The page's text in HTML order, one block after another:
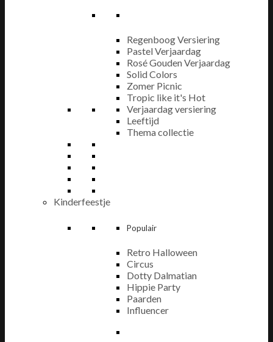
Regenboog Versiering
Pastel Verjaardag
Rosé Gouden Verjaardag
Solid Colors
Zomer Picnic
Tropic like it's Hot
Verjaardag versiering
Leeftijd
Thema collectie
Kinderfeestje
Populair
Retro Halloween
Circus
Dotty Dalmatian
Hippie Party
Paarden
Influencer